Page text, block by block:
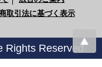
取引法に基づく表示
Rights Reserved